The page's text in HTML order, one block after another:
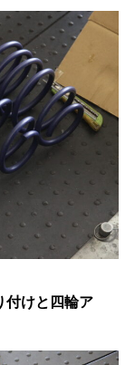
付けと四輪ア